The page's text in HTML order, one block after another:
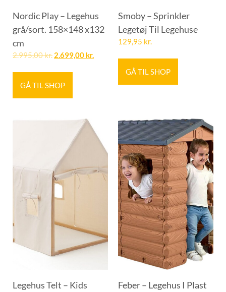
Nordic Play – Legehus
grå/sort. 158×148 x132
cm
2.995,00kr. 2.699,00 kr.
GÅ TIL SHOP
Smoby – Sprinkler
Legetøj Til Legehuse
129,95 kr.
GÅ TIL SHOP
Legehus Telt – Kids
Feber – Legehus I Plast